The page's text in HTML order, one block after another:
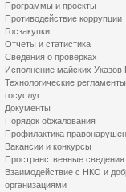
Программы и проекты
Противодействие коррупции
Госзакупки
Отчеты и статистика
Сведения о проверках
Исполнение майских Указов
Технологические
госуслуг
Документы
Порядок обжалования
Профилактика
Вакансии и конкурсы
Пространственные сведения
Взаимодействие с НКО и
организациями